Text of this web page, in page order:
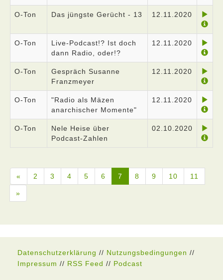
O-Ton Das jüngste Gerücht - 13 12.11.2020
O-Ton
Live-Podcast!? Ist doch
dann Radio, oder!?
12.11.2020
O-Ton
Gespräch Susanne
Franzmeyer
12.11.2020
O-Ton
"Radio als Mäzen
anarchischer Momente"
12.11.2020
O-Ton
Nele Heise über
Podcast-Zahlen
02.10.2020
« 2 3 4 5 6 7 8 9 10 11
»
Datenschutzerklärung // Nutzungsbedingungen //
Impressum // RSS Feed // Podcast